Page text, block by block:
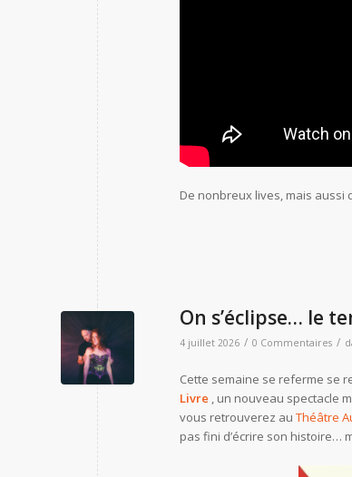
De nonbreux lives, mais
On s’éclipse… le
4 juillet 2026 / 0 Commentaires /
Cette semaine se referme se
Livre , un nouveau spectacle
vous retrouverez au Théâtre
pas fini d’écrire son histoire…